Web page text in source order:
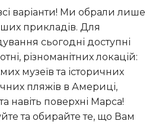
прикладів. Для
сьогодні доступні
різноманітних локацій:
музеїв та історичних
пляжів в Америці,
навіть поверхні Марса!
та обирайте те, що Вам